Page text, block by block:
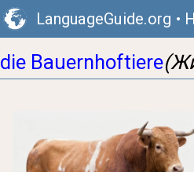
LanguageGuide.org •
die Bauernhoftiere